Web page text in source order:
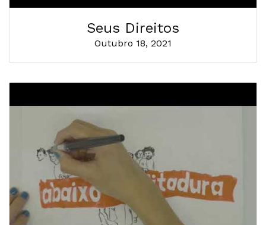
Seus Direitos
Outubro 18, 2021